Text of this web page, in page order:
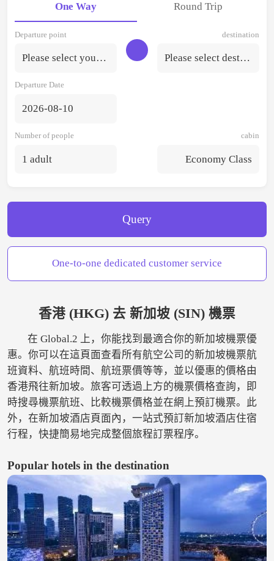
One Way Round Trip
Departure point
Please select your departure point.
destination
Please select destination
Departure Date
2026-08-10
Number of people
1 adult
cabin
Economy Class
Query
One-to-one dedicated customer service
香港 (HKG) 去 新加坡 (SIN) 機票
在 Global.2 上，你能找到最適合你的新加坡機票優
惠。你可以在這頁面查看所有航空公司的新加坡機票航
班資料、航班時間、航班票價等等，並以優惠的價格由
香港飛往新加坡。旅客可透過上方的機票價格查詢，即
時搜尋機票航班、比較機票價格並在網上預訂機票。此
外，在新加坡酒店頁面內，一站式預訂新加坡酒店住宿
行程，快捷簡易地完成整個旅程訂票程序。
Popular hotels in the destination